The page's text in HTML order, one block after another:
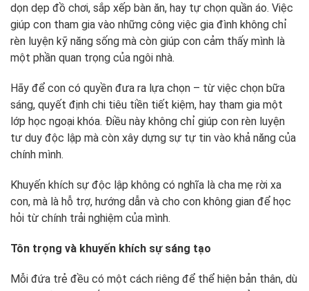
dọn dẹp đồ chơi, sắp xếp bàn ăn, hay tự chọn quần áo. Việc
giúp con tham gia vào những công việc gia đình không chỉ
rèn luyện kỹ năng sống mà còn giúp con cảm thấy mình là
một phần quan trọng của ngôi nhà.
Hãy để con có quyền đưa ra lựa chọn – từ việc chọn bữa
sáng, quyết định chi tiêu tiền tiết kiệm, hay tham gia một
lớp học ngoại khóa. Điều này không chỉ giúp con rèn luyện
tư duy độc lập mà còn xây dựng sự tự tin vào khả năng của
chính mình.
Khuyến khích sự độc lập không có nghĩa là cha mẹ rời xa
con, mà là hỗ trợ, hướng dẫn và cho con không gian để học
hỏi từ chính trải nghiệm của mình.
Tôn trọng và khuyến khích sự sáng tạo
Mỗi đứa trẻ đều có một cách riêng để thể hiện bản thân, dù